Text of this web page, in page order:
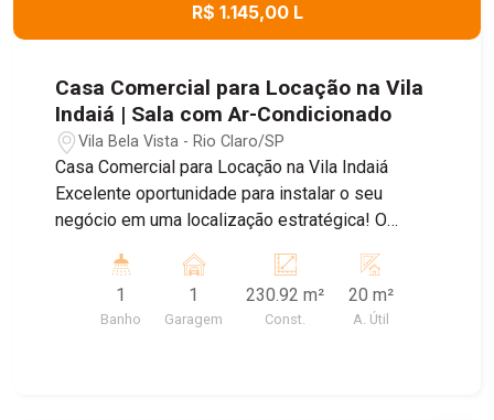
R$ 1.145,00 L
Casa Comercial para Locação na Vila
Indaiá | Sala com Ar-Condicionado
Vila Bela Vista - Rio Claro/SP
Casa Comercial para Locação na Vila Indaiá
Excelente oportunidade para instalar o seu
negócio em uma localização estratégica! O
condicionado, proporcionando um ambiente
confortável para atendimento e trabalho. Dispõe
ainda de cozinha, banheiro e área de serviço,
1
Banho
1
Garagem
230.92 m²
Const.
20 m²
A. Útil